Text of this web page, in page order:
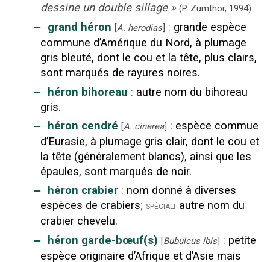
dessine un double sillage » (P. Zumthor, 1994).
‒ grand héron [A. herodias] : grande espèce
commune d’Amérique du Nord, à plumage
gris bleuté, dont le cou et la tête, plus clairs,
sont marqués de rayures noires.
‒ héron bihoreau : autre nom du bihoreau
gris.
‒ héron cendré [A. cinerea] : espèce commue
d’Eurasie, à plumage gris clair, dont le cou et
la tête (généralement blancs), ainsi que les
épaules, sont marqués de noir.
‒ héron crabier : nom donné à diverses
espèces de crabiers; spécialt autre nom du
crabier chevelu.
‒ héron garde-bœuf(s) [Bubulcus ibis] : petite
espèce originaire d’Afrique et d’Asie mais